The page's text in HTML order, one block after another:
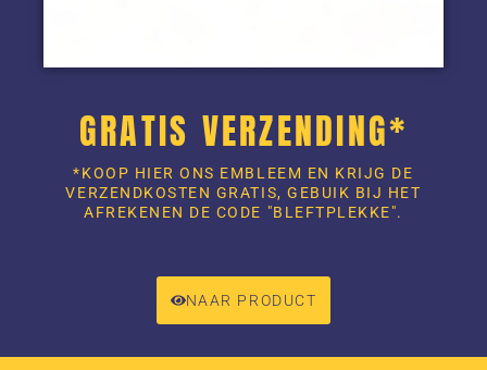
GRATIS VERZENDING*
*KOOP HIER ONS EMBLEEM EN KRIJG DE
VERZENDKOSTEN GRATIS, GEBUIK BIJ HET
AFREKENEN DE CODE "BLEFTPLEKKE".
NAAR PRODUCT